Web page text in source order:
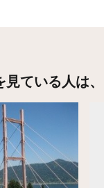
ている人は、